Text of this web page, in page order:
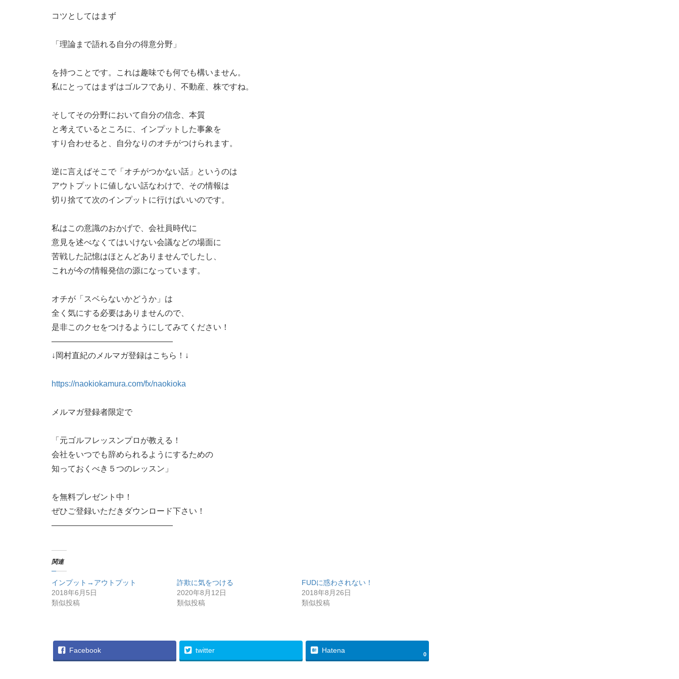
コツとしてはまず
「理論まで語れる自分の得意分野」
を持つことです。これは趣味でも何でも構いません。
私にとってはまずはゴルフであり、不動産、株ですね。
そしてその分野において自分の信念、本質
と考えているところに、インプットした事象を
すり合わせると、自分なりのオチがつけられます。
逆に言えばそこで「オチがつかない話」というのは
アウトプットに値しない話なわけで、その情報は
切り捨てて次のインプットに行けばいいのです。
私はこの意識のおかげで、会社員時代に
意見を述べなくてはいけない会議などの場面に
苦戦した記憶はほとんどありませんでしたし、
これが今の情報発信の源になっています。
オチが「スベらないかどうか」は
全く気にする必要はありませんので、
是非このクセをつけるようにしてみてください！
———————————————
↓岡村直紀のメルマガ登録はこちら！↓
https://naokiokamura.com/fx/naokioka
メルマガ登録者限定で
「元ゴルフレッスンプロが教える！
会社をいつでも辞められるようにするための
知っておくべき５つのレッスン」
を無料プレゼント中！
ぜひご登録いただきダウンロード下さい！
———————————————
関連
インプット→アウトプット
2018年6月5日
類似投稿
詐欺に気をつける
2020年8月12日
類似投稿
FUDに惑わされない！
2018年8月26日
類似投稿
Facebook twitter Hatena 0